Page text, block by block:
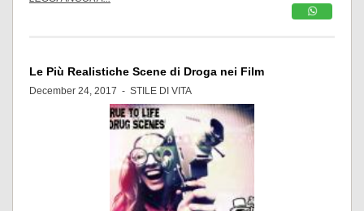
Le Più Realistiche Scene di Droga nei Film
December 24, 2017 - STILE DI VITA